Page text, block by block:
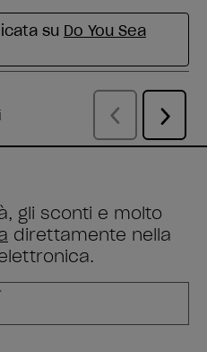
gli sconti e molto
direttamente nella